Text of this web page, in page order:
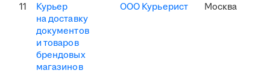
11
Курьер
на доставку
документов
и товаров
брендовых
магазинов
ООО Курьерист Москва